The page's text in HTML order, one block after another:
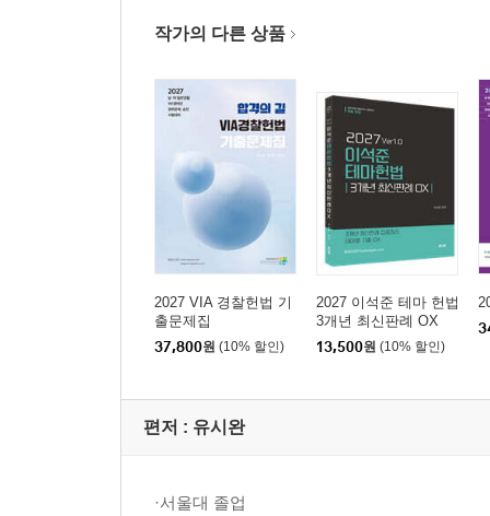
작가의 다른 상품
2027 VIA 경찰헌법 기
출문제집
37,800원 (10% 할인)
2027 이석준 테마 헌법
3개년 최신판례 OX
13,500원 (10% 할인)
편저 : 유시완
·서울대 졸업